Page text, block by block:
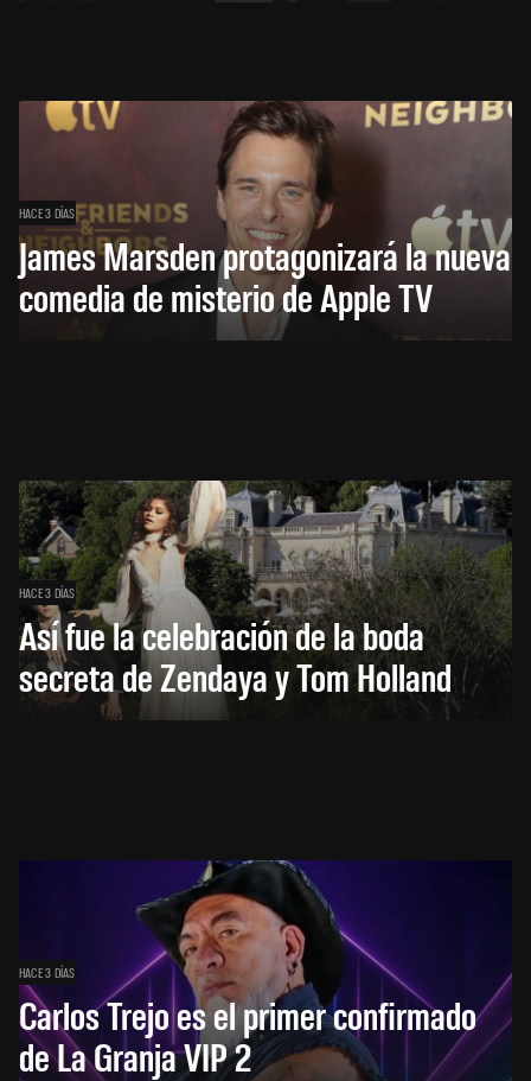
HACE 3 DÍAS
James Marsden protagonizará la nueva
comedia de misterio de Apple TV
HACE 3 DÍAS
Así fue la celebración de la boda
secreta de Zendaya y Tom Holland
HACE 3 DÍAS
Carlos Trejo es el primer confirmado
de La Granja VIP 2